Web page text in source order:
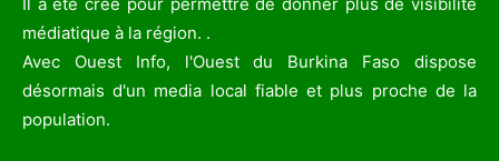
médiatique à la région. .
Avec Ouest Info, l'Ouest du Burkina Faso dispose
désormais d'un media local fiable et plus proche de la
population.